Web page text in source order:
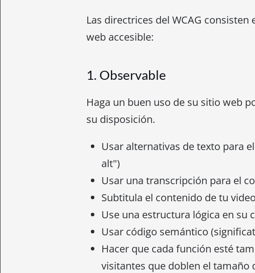
Las directrices del WCAG
web accesible:
1. Observable
Haga un buen uso de su sitio web
su disposición.
Usar alternativas de texto para
alt")
Usar una transcripción para el
Subtitula el contenido de tu video
Use una estructura lógica en su
Usar código semántico
Hacer que cada función esté
visitantes que doblen el tamaño